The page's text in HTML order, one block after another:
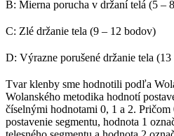
B: Mierna porucha v držaní telá (5 –
C: Zlé držanie tela (9 – 12 bodov)
D: Výrazne porušené držanie tela
Tvar klenby sme hodnotili podľa
Wolanského metodika hodnotí
číselnými hodnotami 0, 1 a 2.
postavenie segmentu, hodnota 1